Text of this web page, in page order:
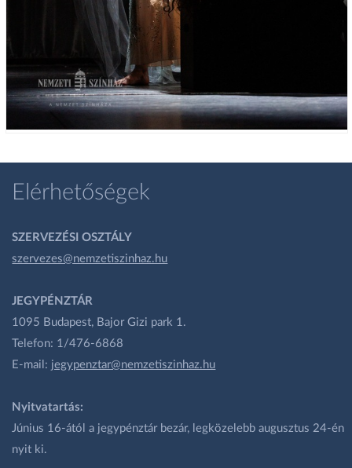
Elérhetőségek
SZERVEZÉSI OSZTÁLY
szervezes@nemzetiszinhaz.hu
JEGYPÉNZTÁR
1095 Budapest, Bajor Gizi park 1.
Telefon: 1/476-6868
E-mail: jegypenztar@nemzetiszinhaz.hu
Nyitvatartás:
Június 16-ától a jegypénztár bezár, legközelebb augusztus 24-én
nyit ki.